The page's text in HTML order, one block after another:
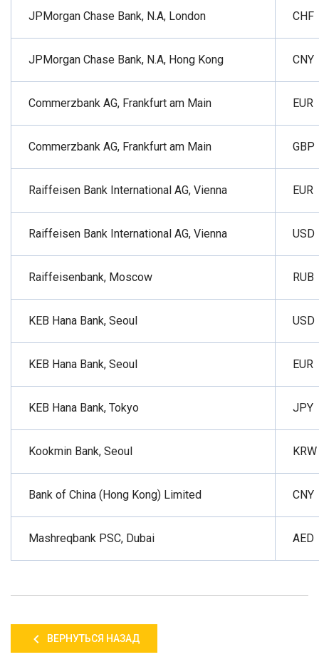
JPMorgan Chase Bank, N.A, London CHF
JPMorgan Chase Bank, N.A, Hong Kong CNY
Commerzbank AG, Frankfurt am Main EUR
Commerzbank AG, Frankfurt am Main GBP
Raiffeisen Bank International AG, Vienna EUR
Raiffeisen Bank International AG, Vienna USD
Raiffeisenbank, Moscow RUB
KEB Hana Bank, Seoul USD
KEB Hana Bank, Seoul EUR
KEB Hana Bank, Tokyo JPY
Kookmin Bank, Seoul KRW
Bank of China (Hong Kong) Limited CNY
Mashreqbank PSC, Dubai AED
ВЕРНУТЬСЯ НАЗАД